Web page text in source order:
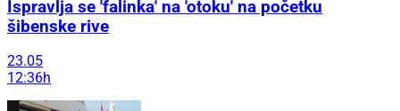
Ispravlja se 'falinka' na 'otoku' na početku
šibenske rive
23.05
12:36h